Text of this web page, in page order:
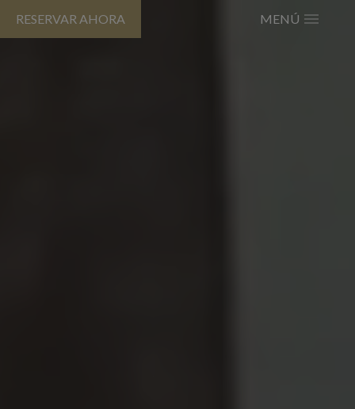
RESERVAR AHORA MENÚ